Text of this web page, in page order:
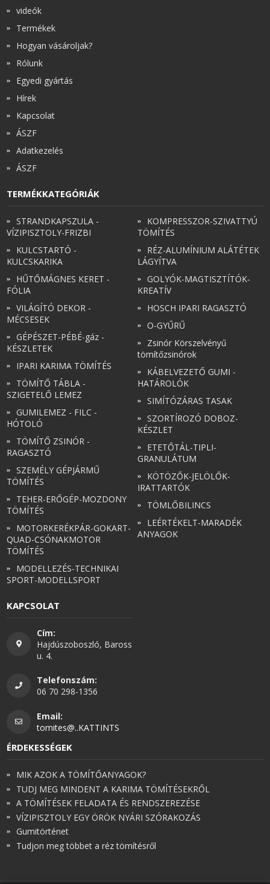
videók
Termékek
Hogyan vásároljak?
Rólunk
Egyedi gyártás
Hírek
Kapcsolat
ÁSZF
Adatkezelés
ÁSZF
TERMÉKKATEGÓRIÁK
STRANDKAPSZULA -
VÍZIPISZTOLY-FRIZBI
KULCSTARTÓ -
KULCSKARIKA
HŰTŐMÁGNES KERET -
FÓLIA
VILÁGÍTÓ DEKOR -
MÉCSESEK
GÉPÉSZET-PÉBÉ-gáz -
KÉSZLETEK
IPARI KARIMA TÖMÍTÉS
TÖMÍTŐ TÁBLA -
SZIGETELŐ LEMEZ
GUMILEMEZ - FILC -
HÓTOLÓ
TÖMÍTŐ ZSINÓR -
RAGASZTÓ
SZEMÉLY GÉPJÁRMŰ
TÖMÍTÉS
TEHER-ERŐGÉP-MOZDONY
TÖMÍTÉS
MOTORKERÉKPÁR-GOKART-
QUAD-CSÓNAKMOTOR
TÖMÍTÉS
MODELLEZÉS-TECHNIKAI
SPORT-MODELLSPORT
KOMPRESSZOR-SZIVATTYÚ
TÖMÍTÉS
RÉZ-ALUMÍNIUM ALÁTÉTEK
LÁGYÍTVA
GOLYÓK-MAGTISZTÍTÓK-
KREATÍV
HOSCH IPARI RAGASZTÓ
O-GYŰRŰ
Zsinór Körszelvényű
tömítőzsinórok
KÁBELVEZETŐ GUMI -
HATÁROLÓK
SIMÍTÓZÁRAS TASAK
SZORTÍROZÓ DOBOZ-
KÉSZLET
ETETŐTÁL-TIPLI-
GRANULÁTUM
KÖTÖZŐK-JELÖLŐK-
IRATTARTÓK
TÖMLŐBILINCS
LEÉRTÉKELT-MARADÉK
ANYAGOK
KAPCSOLAT
Cím:
Hajdúszoboszló, Baross
u. 4.
Telefonszám:
06 70 298-1356
Email:
tomites@..KATTINTS
ÉRDEKESSÉGEK
MIK AZOK A TÖMÍTŐANYAGOK?
TUDJ MEG MINDENT A KARIMA TÖMÍTÉSEKRŐL
A TÖMÍTÉSEK FELADATA ÉS RENDSZEREZÉSE
VÍZIPISZTOLY EGY ÖRÖK NYÁRI SZÓRAKOZÁS
Gumitörténet
Tudjon meg többet a réz tömítésről